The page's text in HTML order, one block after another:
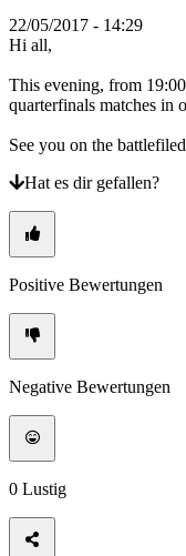
Guides
Foren
22/05/2017 - 14:29
Hi all,
This evening, from
quarterfinals matches in
See you on the
Hat es dir gefallen?
Positive Bewertungen
Negative Bewertungen
0 Lustig